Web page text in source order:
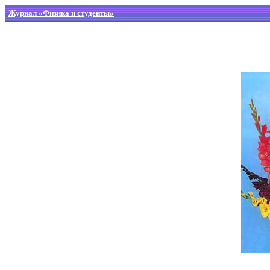
Журнал «Физика и студенты»